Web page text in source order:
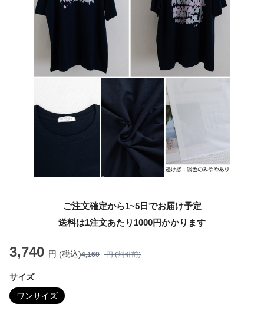
ご注文確定から1~5日でお届け予定
送料は1注文あたり 1000円かかります
3,740 円 (税込)4,160 円 (割引前)
サイズ
ワンサイズ